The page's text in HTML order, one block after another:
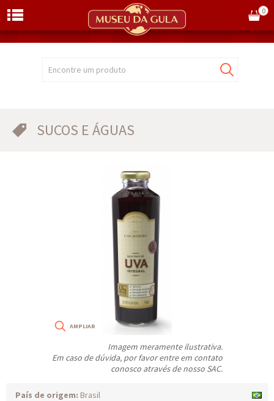
Encontre um produto
0
SUCOS E ÁGUAS
Imagem meramente ilustrativa.
Em caso de dúvida, por favor entre em contato
conosco através de nosso SAC.
País de origem: Brasil